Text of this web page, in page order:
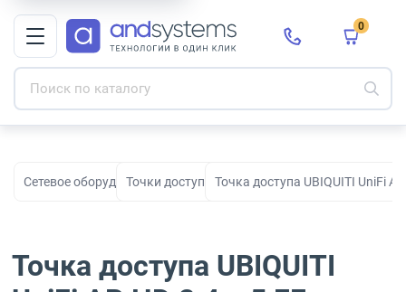
0
Сетевое оборудованиеТочки доступа Wi-FiТочка доступа UBIQUITI UniFi
Точка доступа UBIQUITI